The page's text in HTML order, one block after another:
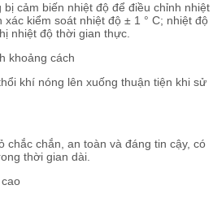
cảm biến nhiệt độ để điều chỉnh nhiệt
kiểm soát nhiệt độ ± 1 ° C; nhiệt độ
nhiệt độ thời gian thực.
khoảng cách
khí nóng lên xuống thuận tiện khi sử
chắc chắn, an toàn và đáng tin cậy, có
thời gian dài.